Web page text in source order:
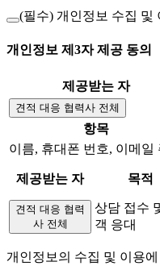
(필수) 개인정보 수집 및
개인정보 제3자 제공 동의
제공받는 자
견적 대응 협력사 전체
항목
이름, 휴대폰 번호, 이메일
제공받는 자 목적
견적 대응 협력
사 전체
상담 접수
객 응대
개인정보의 수집 및 이용